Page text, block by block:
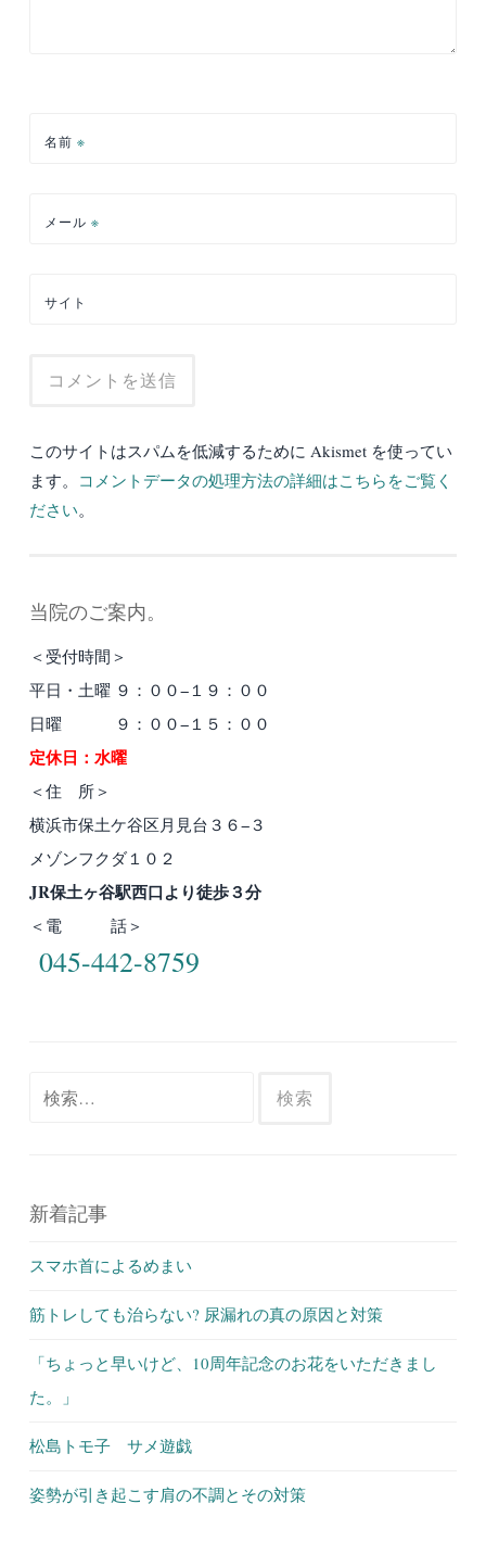
名前 ※
メール ※
サイト
このサイトはスパムを低減するために Akismet を使ってい
ます。 コメントデータの処理方法の詳細はこちらをご覧く
ださい。
当院のご案内。
＜受付時間＞
平日・土曜 ９：００−１９：００
日曜 ９：００−１５：００
定休日：水曜
＜住 所＞
横浜市保土ケ谷区月見台３６−３
メゾンフクダ１０２
JR保土ヶ谷駅西口より徒歩３分
＜電 話＞
045-442-8759
新着記事
スマホ首によるめまい
筋トレしても治らない? 尿漏れの真の原因と対策
「ちょっと早いけど、10周年記念のお花をいただきまし
た。」
松島トモ子 サメ遊戯
姿勢が引き起こす肩の不調とその対策